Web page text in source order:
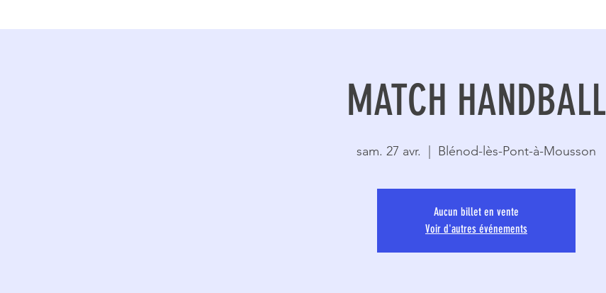
MATCH HANDBALL
sam. 27 avr. Blénod-lès-Pont-à-Mousson
Aucun billet en vente
Voir d'autres événements